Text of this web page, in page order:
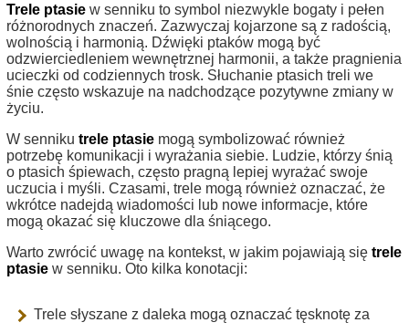
Trele ptasie w senniku to symbol niezwykle bogaty i pełen
różnorodnych znaczeń. Zazwyczaj kojarzone są z radością,
wolnością i harmonią. Dźwięki ptaków mogą być
odzwierciedleniem wewnętrznej harmonii, a także pragnienia
ucieczki od codziennych trosk. Słuchanie ptasich treli we
śnie często wskazuje na nadchodzące pozytywne zmiany w
życiu.
W senniku trele ptasie mogą symbolizować również
potrzebę komunikacji i wyrażania siebie. Ludzie, którzy śnią
o ptasich śpiewach, często pragną lepiej wyrażać swoje
uczucia i myśli. Czasami, trele mogą również oznaczać, że
wkrótce nadejdą wiadomości lub nowe informacje, które
mogą okazać się kluczowe dla śniącego.
Warto zwrócić uwagę na kontekst, w jakim pojawiają się trele
ptasie w senniku. Oto kilka konotacji:
Trele słyszane z daleka mogą oznaczać tęsknotę za